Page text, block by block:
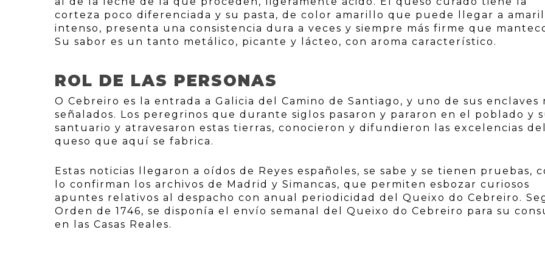
corteza poco diferenciada y su pasta, de color amarillo que puede llegar a
intenso, presenta una consistencia dura a veces y siempre más firme que
Su sabor es un tanto metálico, picante y lácteo, con aroma característico.
ROL DE LAS PERSONAS
O Cebreiro es la entrada a Galicia del Camino de Santiago, y uno de sus enclaves
señalados. Los peregrinos que durante siglos pasaron y pararon en el poblado y
santuario y atravesaron estas tierras, conocieron y difundieron las excelencias del
queso que aquí se fabrica.
Estas noticias llegaron a oídos de Reyes españoles, se sabe y se tienen pruebas,
lo confirman los archivos de Madrid y Simancas, que permiten esbozar curiosos
apuntes relativos al despacho con anual periodicidad del Queixo do Cebreiro.
Orden de 1746, se disponía el envío semanal del Queixo do Cebreiro para su
en las Casas Reales.